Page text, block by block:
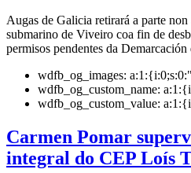
Augas de Galicia retirará a parte
submarino de Viveiro coa fin de
permisos pendentes da
wdfb_og_images:
wdfb_og_custom_name:
wdfb_og_custom_value:
Carmen Pomar
integral do CEP Loís